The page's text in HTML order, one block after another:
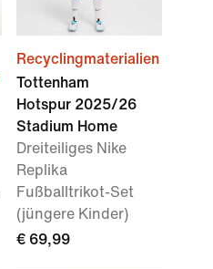
Recyclingmaterialien
Tottenham
Hotspur 2025/26
Stadium Home
Dreiteiliges Nike
Replika
Fußballtrikot-Set
(jüngere Kinder)
€ 69,99